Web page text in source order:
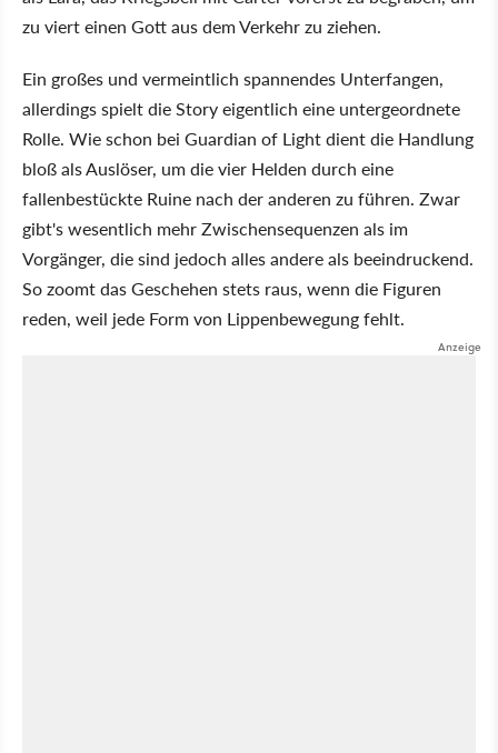
zu viert einen Gott aus dem Verkehr zu ziehen.
Ein großes und vermeintlich spannendes Unterfangen,
allerdings spielt die Story eigentlich eine untergeordnete
Rolle. Wie schon bei Guardian of Light dient die Handlung
bloß als Auslöser, um die vier Helden durch eine
fallenbestückte Ruine nach der anderen zu führen. Zwar
gibt's wesentlich mehr Zwischensequenzen als im
Vorgänger, die sind jedoch alles andere als beeindruckend.
So zoomt das Geschehen stets raus, wenn die Figuren
reden, weil jede Form von Lippenbewegung fehlt.